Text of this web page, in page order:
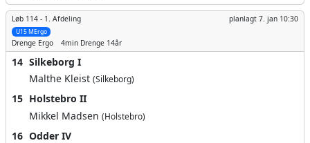
Løb 114 - 1. Afdeling planlagt 7. jan 10:30
U15 MErgo
Drenge Ergo 4min Drenge 14år
14 Silkeborg I
Malthe Kleist (Silkeborg)
15 Holstebro II
Mikkel Madsen (Holstebro)
16 Odder IV